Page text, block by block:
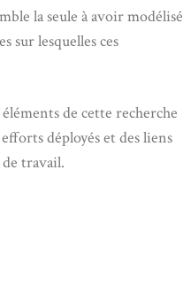
la seule à avoir modélisé
sur lesquelles ces
de cette recherche
déployés et des liens
travail.